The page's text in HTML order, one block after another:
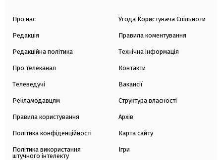
Про нас
Редакція
Редакційна політика
Про телеканал
Телеведучі
Рекламодавцям
Правила користування
Політика конфіденційності
Політика використання
штучного інтелекту
Угода Користувача Спільноти
Правила коментування
Технічна інформація
Контакти
Вакансії
Структура власності
Архів
Карта сайту
Ігри